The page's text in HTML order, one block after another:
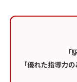
「
「優れた指導力